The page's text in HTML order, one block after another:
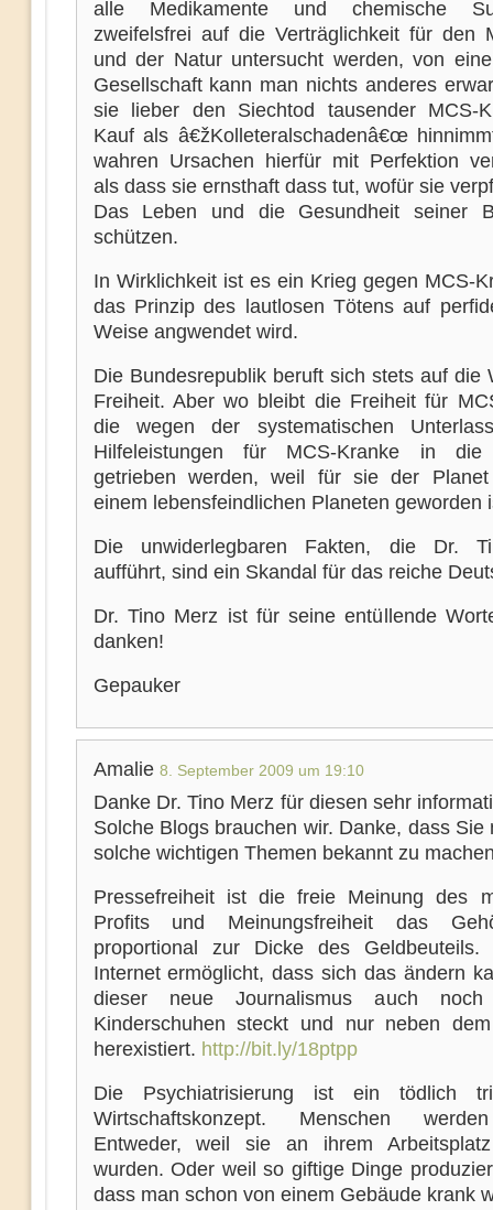
alle Medikamente und chemische
zweifelsfrei auf die Verträglichkeit für den
und der Natur untersucht werden, von
Gesellschaft kann man nichts anderes
sie lieber den Siechtod tausender MCS-
Kauf als â€žKolleteralschadenâ€œ
wahren Ursachen hierfür mit Perfektion
als dass sie ernsthaft dass tut, wofür sie
Das Leben und die Gesundheit seiner
schützen.
In Wirklichkeit ist es ein Krieg gegen MCS-
das Prinzip des lautlosen Tötens auf
Weise angwendet wird.
Die Bundesrepublik beruft sich stets auf die
Freiheit. Aber wo bleibt die Freiheit für
die wegen der systematischen
Hilfeleistungen für MCS-Kranke in die
getrieben werden, weil für sie der
einem lebensfeindlichen Planeten geworden
Die unwiderlegbaren Fakten, die Dr.
aufführt, sind ein Skandal für das reiche
Dr. Tino Merz ist für seine entüllende
danken!
Gepauker
Amalie 8. September 2009 um 19:10
Danke Dr. Tino Merz für diesen sehr
Solche Blogs brauchen wir. Danke, dass Sie
solche wichtigen Themen bekannt zu
Pressefreiheit ist die freie Meinung des
Profits und Meinungsfreiheit das
proportional zur Dicke des
Internet ermöglicht, dass sich das ändern
dieser neue Journalismus auch
Kinderschuhen steckt und nur neben
herexistiert. http://bit.ly/18ptpp
Die Psychiatrisierung ist ein tödlich
Wirtschaftskonzept. Menschen
Entweder, weil sie an ihrem
wurden. Oder weil so giftige Dinge
dass man schon von einem Gebäude krank